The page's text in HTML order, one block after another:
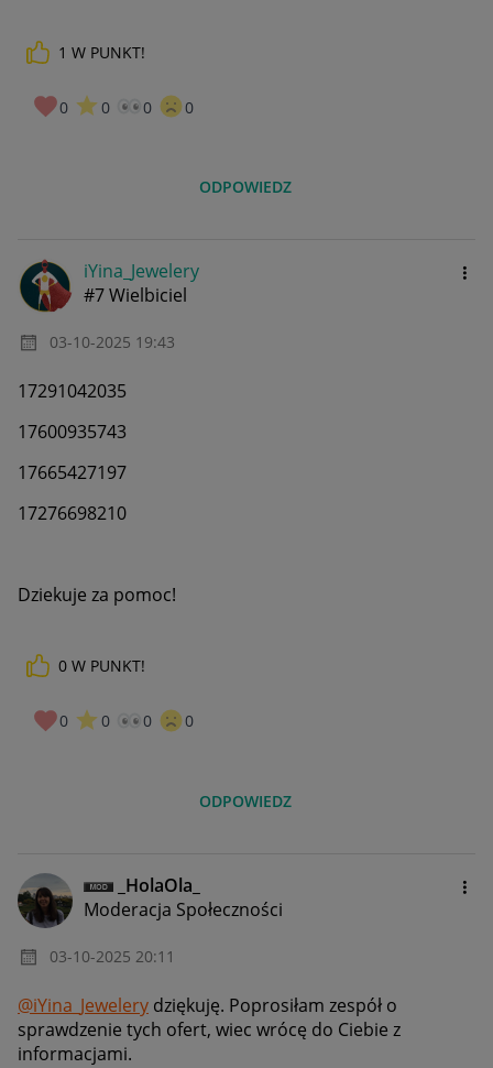
1 W PUNKT!
0 0 0 0
ODPOWIEDZ
iYina_Jewelery
#7 Wielbiciel
‎03-10-2025 19:43
17291042035
17600935743
17665427197
17276698210
Dziekuje za pomoc!
0 W PUNKT!
0 0 0 0
ODPOWIEDZ
_HolaOla_
Moderacja Społeczności
‎03-10-2025 20:11
@iYina_Jewelery dziękuję. Poprosiłam zespół o
sprawdzenie tych ofert, wiec wrócę do Ciebie z
informacjami.